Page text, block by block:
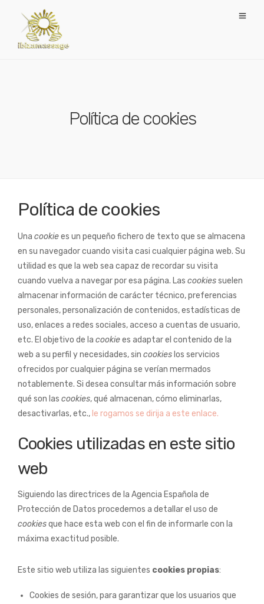
Política de cookies
Política de cookies
Una cookiees un pequeño fichero de texto que se almacena
en su navegador cuando visita casi cualquier página web. Su
utilidad es que la web sea capaz de recordar su visita
cuando vuelva a navegar por esa página. Las cookiessuelen
almacenar información de carácter técnico, preferencias
personales, personalización de contenidos, estadísticas de
uso, enlaces a redes sociales, acceso a cuentas de usuario,
etc. El objetivo de la cookiees adaptar el contenido de la
web a su perfil y necesidades, sin cookies los servicios
ofrecidos por cualquier página se verían mermados
notablemente. Si desea consultar más información sobre
qué son las cookies, qué almacenan, cómo eliminarlas,
desactivarlas, etc., le rogamos se dirija a este enlace.
Cookies utilizadas en este sitio
web
Siguiendo las directrices de la Agencia Española de
Protección de Datos procedemos a detallar el uso de
cookiesque hace esta web con el fin de informarle con la
máxima exactitud posible.
Este sitio web utiliza las siguientes cookies propias:
Cookies de sesión, para garantizar que los usuarios que